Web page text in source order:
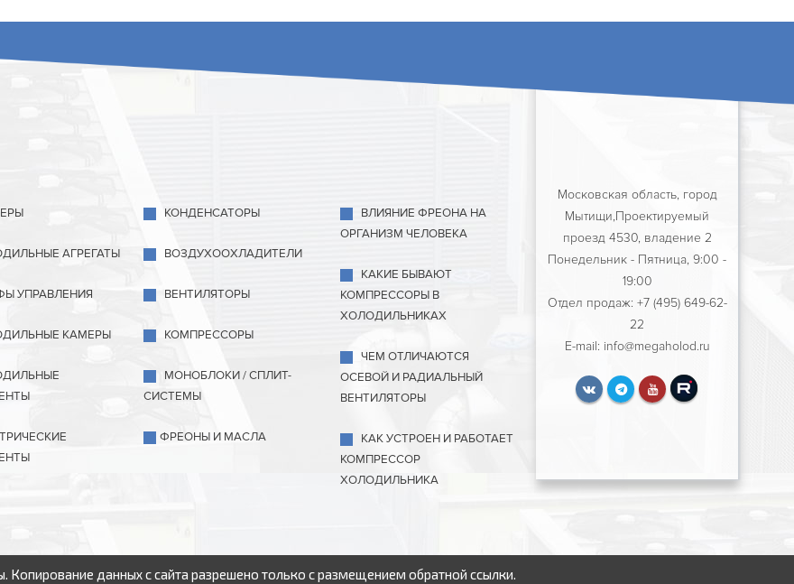
АГРЕГАТЫ
УПРАВЛЕНИЯ
КАМЕРЫ
КОНДЕНСАТОРЫ
ВОЗДУХООХЛАДИТЕЛИ
ВЕНТИЛЯТОРЫ
КОМПРЕССОРЫ
МОНОБЛОКИ / СПЛИТ-
СИСТЕМЫ
ФРЕОНЫ И МАСЛА
ВЛИЯНИЕ ФРЕОНА НА
ОРГАНИЗМ ЧЕЛОВЕКА
КАКИЕ БЫВАЮТ
КОМПРЕССОРЫ В
ХОЛОДИЛЬНИКАХ
ЧЕМ ОТЛИЧАЮТСЯ
ОСЕВОЙ И РАДИАЛЬНЫЙ
ВЕНТИЛЯТОРЫ
КАК УСТРОЕН И РАБОТАЕТ
КОМПРЕССОР
ХОЛОДИЛЬНИКА
Московская область, город
Мытищи,Проектируемый
проезд 4530, владение 2
Понедельник - Пятница, 9:00 -
19:00
Отдел продаж: +7 (495) 649-62-
22
E-mail: info@megaholod.ru
данных с сайта разрешено только с размещением обратной ссылки.